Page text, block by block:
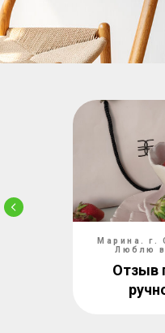
Марина. г.
Люблю
Отзыв